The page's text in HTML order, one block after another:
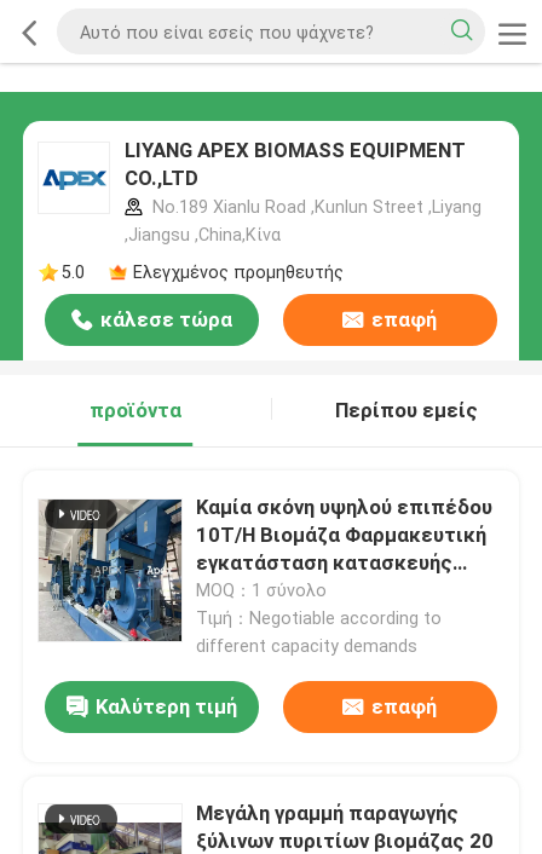
LIYANG APEX BIOMASS EQUIPMENT
CO.,LTD
No.189 Xianlu Road ,Kunlun Street ,Liyang
,Jiangsu ,China,Κίνα
5.0
Ελεγχμένος προμηθευτής
κάλεσε τώρα επαφή
προϊόντα Περίπου εμείς
Καμία σκόνη υψηλού επιπέδου
10T/H Βιομάζα Φαρμακευτική
εγκατάσταση κατασκευής
ξύλινων πυριτίων με κινητό
πάτωμα
MOQ：1 σύνολο
Τιμή：Negotiable according to
different capacity demands
Καλύτερη τιμή επαφή
Μεγάλη γραμμή παραγωγής
ξύλινων πυριτίων βιομάζας 20